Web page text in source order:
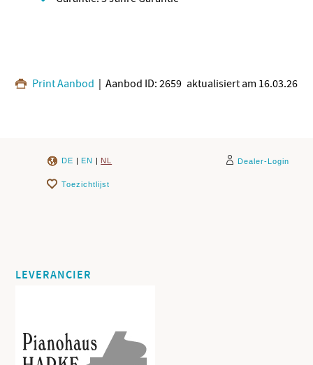
Print Aanbod | Aanbod ID: 2659 aktualisiert am 16.03.26
DE | EN | NL Dealer-Login
Toezichtlijst
LEVERANCIER